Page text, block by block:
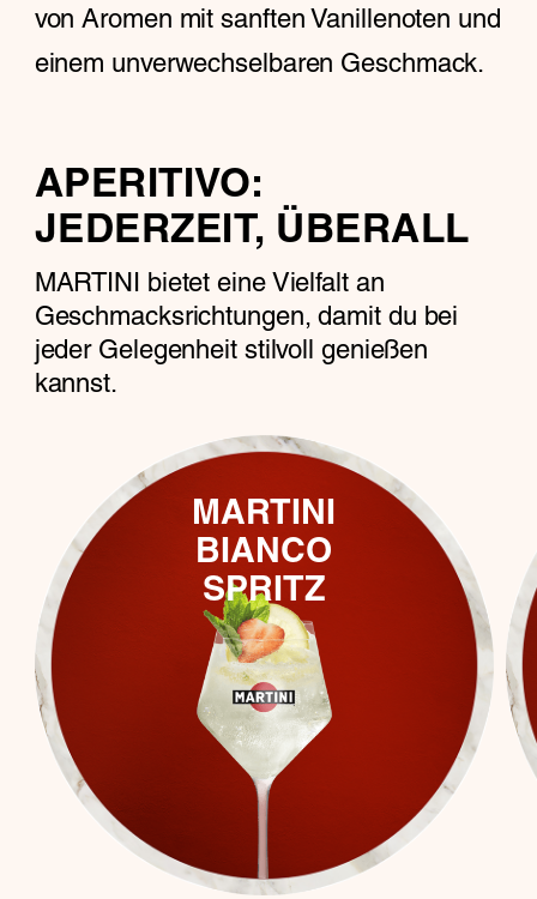
von Aromen mit sanften Vanillenoten und
einem unverwechselbaren Geschmack.
APERITIVO:
JEDERZEIT, ÜBERALL
MARTINI bietet eine Vielfalt an
Geschmacksrichtungen, damit du bei
jeder Gelegenheit stilvoll genießen
kannst.
MARTINI
BIANCO
SPRITZ